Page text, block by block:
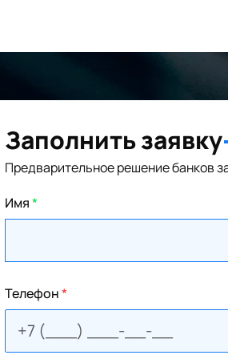
Заполнить заявку
Предварительное решение банков
Имя*
Телефон*